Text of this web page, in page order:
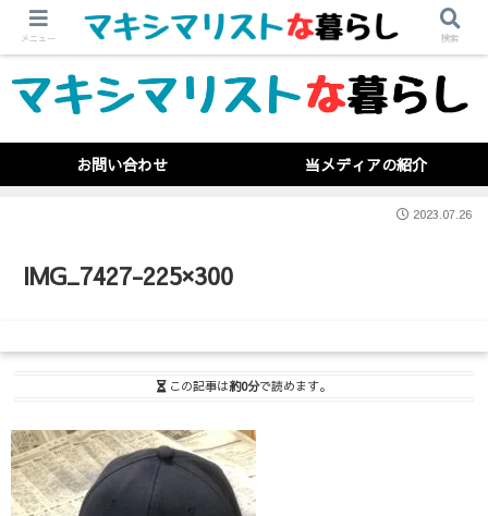
お問い合わせ 当メディアの紹介
IMG_7427-225×300
2023.07.26
この記事は約0分で読めます。
メニュー 検索